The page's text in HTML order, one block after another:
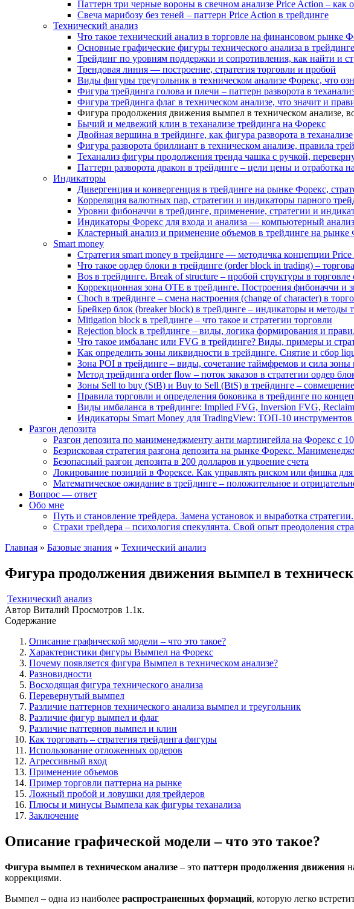
Паттерн три черные вороны в свечном анализе Price Action – как
Свеча марибозу без теней – паттерн Price Action в трейдинге
Технический анализ
Что такое технический анализ в торговле на финансовом рынке
Основные графические фигуры технического анализа в
Трейдинг по уровням поддержки и сопротивления, как найти и
Трендовая линия — построение, стратегия торговли и пробой
Виды фигуры треугольник в техническом анализе Форекс, что
Фигура трейдинга голова и плечи – паттерн разворота в
Фигура трейдинга флаг в техническом анализе, что значит и
Фигура продолжения движения вымпел в техническом анализе,
Бычий и медвежий клин в теханализе трейдинга на Форекс
Двойная вершина в трейдинге, как фигура разворота в теханализе
Фигура разворота бриллиант в техническом анализе, правила
Теханализ фигуры продолжения тренда чашка с ручкой,
Паттерн разворота дракон в трейдинге – цели цены и отработка
Индикаторы
Дивергенция и конвергенция в трейдинге на рынке Форекс,
Корреляция валютных пар, стратегии и индикаторы парного
Уровни фибоначчи в трейдинге, применение, стратегии и
Индикаторы Форекс для входа и анализа — компьютерный анализ
Кластерный анализ и применение объемов в трейдинге на рынке
Smart money
Стратегия smart money в трейдинге — методичка концепции
Что такое ордер блоки в трейдинге (order block in trading) –
Bos в трейдинге. Break of structure – пробой структуры в торговле
Коррекционная зона OTE в трейдинге. Построения фибоначчи и
Choch в трейдинге – смена настроения (change of character) в
Брейкер блок (breaker block) в трейдинге – индикаторы и методы
Mitigation block в трейдинге – что такое и стратегии торговли
Rejection block в трейдинге – виды, логика формирования и
Что такое имбаланс или FVG в трейдинге? Виды, примеры и
Как определить зоны ликвидности в трейдинге. Снятие и сбор
Зона POI в трейдинге – виды, сочетание таймфремов и сила зоны
Метод трейдинга order flow – поток заказов в стратегии ордер
Зоны Sell to buy (StB) и Buy to Sell (BtS) в трейдинге –
Правила торговли и определения боковика в трейдинге по
Виды имбаланса в трейдинге: Implied FVG, Inversion FVG,
Индикаторы Smart Money для TradingView: ТОП-10 инструментов
Разгон депозита
Разгон депозита по манименеджменту анти мартингейла на Форекс с
Безрисковая стратегия разгона депозита на рынке Форекс.
Безопасный разгон депозита в 200 долларов и удвоение счета
Локирование позиций в Форексе. Как управлять риском или фишка
Математическое ожидание в трейдинге – положительное и
Вопрос — ответ
Обо мне
Путь и становление трейдера. Замена установок и выработка
Страхи трейдера – психология спекулянта. Свой опыт преодоления
Главная » Базовые знания » Технический анализ
Фигура продолжения движения вымпел в
Технический анализ
Автор Виталий Просмотров 1.1к.
Содержание
Описание графической модели – что это такое?
Характеристики фигуры Вымпел на Форекс
Почему появляется фигура Вымпел в техническом анализе?
Разновидности
Восходящая фигура технического анализа
Перевернутый вымпел
Различие паттернов технического анализа вымпел и треугольник
Различие фигур вымпел и флаг
Различие паттернов вымпел и клин
Как торговать – стратегия трейдинга фигуры
Использование отложенных ордеров
Агрессивный вход
Применение объемов
Пример торговли паттерна на рынке
Ложный пробой и ловушки для трейдеров
Плюсы и минусы Вымпела как фигуры теханализа
Заключение
Описание графической модели – что это такое?
Фигура вымпел в техническом анализе – это паттерн продолжения движения
коррекциями.
Вымпел – одна из наиболее распространенных формаций, которую легко